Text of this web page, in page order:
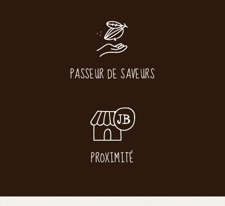
PASSEUR DE SAVEURS
PROXIMITÉ